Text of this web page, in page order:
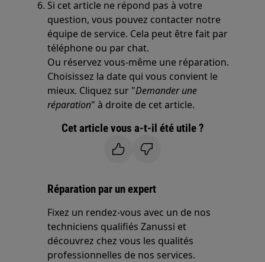
Si cet article ne répond pas à votre
question, vous pouvez contacter notre
équipe de service. Cela peut être fait par
téléphone ou par chat.
Ou réservez vous-même une réparation.
Choisissez la date qui vous convient le
mieux. Cliquez sur "Demander une
réparation" à droite de cet article.
Cet article vous a-t-il été utile ?
Réparation par un expert
Fixez un rendez-vous avec un de nos
techniciens qualifiés Zanussi et
découvrez chez vous les qualités
professionnelles de nos services.